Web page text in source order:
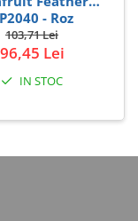
- Roz
103,71 Lei
96,45 Lei
IN STOC